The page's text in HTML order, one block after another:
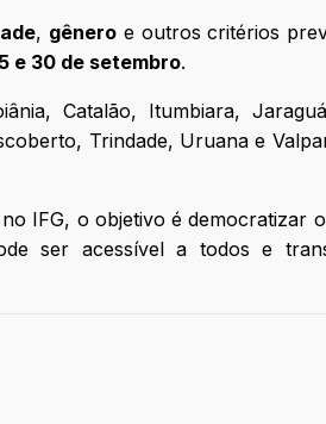
, gênero e outros critérios
e 30 de setembro.
Catalão, Itumbiara,
Trindade, Uruana e
IFG, o objetivo é democratizar
ser acessível a todos e